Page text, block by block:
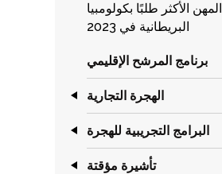
المهن الأكثر طلبًا بكولومبيا
البريطانية في 2023
برنامج المرشح الإقليمي
الهجرة التجارية
البرامج التجريبية للهجرة
تأشيرة مؤقتة